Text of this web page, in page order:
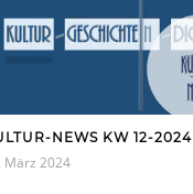
NEWS KW 12-2024
März 2024